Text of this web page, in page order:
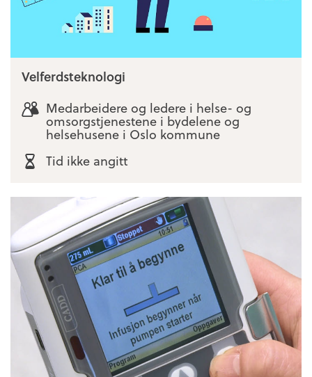
Velferdsteknologi
Medarbeidere og ledere i helse- og
omsorgstjenestene i bydelene og
helsehusene i Oslo kommune
Tid ikke angitt